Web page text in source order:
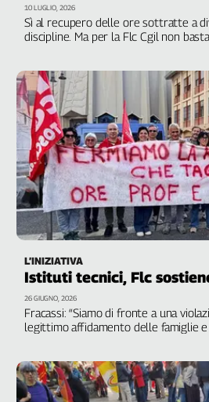
sangue
della
120
anni
Cgil
Collettiva
Academy
Collettiva
Play
Rubriche
Collettiva
La
settimana
Collettiva
Girasoli
Linea
Economica
Sì al recupero delle ore sottratte a
discipline. Ma per la Flc Cgil non
10 LUGLIO, 2026
L’INIZIATIVA
Istituti tecnici, Flc
Fracassi: “Siamo di fronte a una
legittimo affidamento delle famiglie
26 GIUGNO, 2026